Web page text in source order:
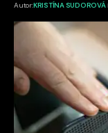
Autor:KRISTÍNA SUDOROVÁ